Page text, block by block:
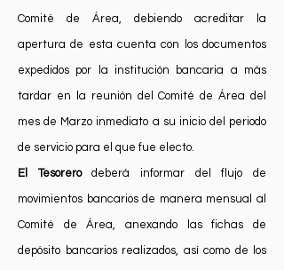
Comité de Área, debiendo acreditar la
apertura de esta cuenta con los documentos
expedidos por la institución bancaria a más
tardar en la reunión del Comité de Área del
mes de Marzo inmediato a su inicio del periodo
de servicio para el que fue electo.
El Tesorerodeberá informar del flujo de
movimientos bancarios de manera mensual al
Comité de Área, anexando las fichas de
depósito bancarios realizados, así como de los